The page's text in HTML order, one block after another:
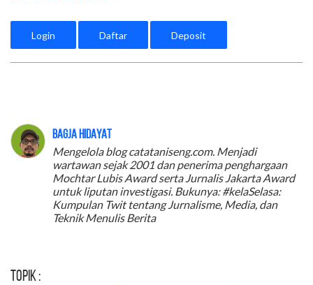
Login Daftar Deposit
Bagja Hidayat
Mengelola blog catataniseng.com. Menjadi
wartawan sejak 2001 dan penerima penghargaan
Mochtar Lubis Award serta Jurnalis Jakarta Award
untuk liputan investigasi. Bukunya: #kelaSelasa:
Kumpulan Twit tentang Jurnalisme, Media, dan
Teknik Menulis Berita
Topik :